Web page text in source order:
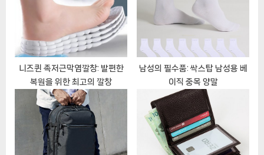
:
:
니즈퀸 족저근막염깔창: 발편한
복원을 위한 최고의 깔창
남성의 필수품: 싹스탑 남성용 베
이직 중목 양말